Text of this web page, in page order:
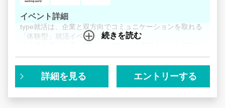
2）様々な業界の企業が登壇
⇒様々な業界を比べることで、自分に合いそうな企業・業
界を再度見つけられる
手に入れられる
4）当日話すのは、各企業が「学生にキャリアの参考にし
てほしい」と選んだ優秀な社員
イベント詳細
type就活は、企業と双方向でコミュニケーションを取れる
「体験型」就活イベント、
ます！
毎年100名以上がエントリーし、厳選された学生だけが参
続きを読む
詳細を見る エントリーする